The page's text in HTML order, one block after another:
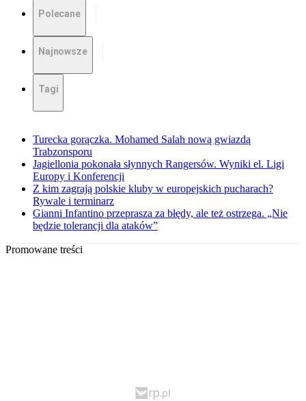
Polecane
Najnowsze
Tagi
Turecka gorączka. Mohamed Salah nową gwiazdą
Trabzonsporu
Jagiellonia pokonała słynnych Rangersów. Wyniki el. Ligi
Europy i Konferencji
Z kim zagrają polskie kluby w europejskich pucharach?
Rywale i terminarz
Gianni Infantino przeprasza za błędy, ale też ostrzega. „Nie
będzie tolerancji dla ataków”
Promowane treści